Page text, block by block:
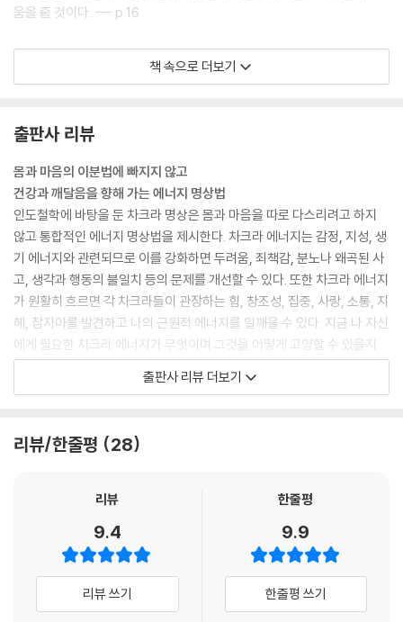
CHAPTER 6
아즈나(미간) 차크라
미간 차크라 자각하여 깨우기
촛불 응시하기
아즈나 에너지를 위한 요가 아사나
소마 차크라
CHAPTER 7
사하스라라(정수리) 차크라
사하스라라 차크라 이해하기
요소들 용해하기
연꽃 속의 보석
우주적인 잠
사하스라라 에너지와 함께하기
용어 풀이
움을 줄 것이다. --- p.16
두 개 또는 더 많은 길들이 교차하는 에너지 교차로에 차크라들이 형성된
다. 그러므로 일곱 개의 주요 교차점이 일곱 개의 주요 차크라가 위치한 곳
그러나 합쳐지는 길이 더 많을수록 교통체증, 즉 에너지 장애가 있을 가능
성이 높아진다. 차크라 명상법을 수행하면 교차로들의 장애물을 청소해서,
차량들이 에너지 고속도로를 따라서 끊김없이 원활하게 다닐 수 있다. ---
p.34
뿌리 차크라로도 알려져 있는 물라다라 차크라는 척주의 맨 아래에 위치해
있다. 산스크리트로 물라다라(Muladhara)는 ‘근본 토대’를 뜻한다. 이 차
크라는 에너지의 토대로서 자신의 두 발로 서서 삶의 길을 찾고 정착할 수
있게 도와줄 뿐만 아니라 자신을 육체적·영적으로 양육시켜 준다. --- p.4
3
모든 차크라가 연꽃으로 상징되지만, 스와디스타나 차크라는 특히 더 긴밀
한 관련이 있다. 원래 연꽃은 수생식물이므로 스와디스타나 차크라의 ‘수
에 더럽혀지지 않는다. 자생지는 물이지만 결코 젖지 않는다. 연꽃의 본성
인후 차크라와 관련이 있는 감각은 청각(‘공 요소’는 소리와 진동의 매개
물)이다. 인후 차크라의 장애물을 제거하면 다른 사람들에게 더 귀 기울이
게 되고 공감하는 힘이 발달할 뿐 아니라 자신의 마음에 관심을 두고 침묵
속에서 시간을 보낼 수도 있게 된다. 이 차크라와 함께하면, 침묵은 의미로
책 속으로 더보기
출판사 리뷰
몸과 마음의 이분법에 빠지지 않고
건강과 깨달음을 향해 가는 에너지 명상법
인도철학에 바탕을 둔 차크라 명상은 몸과 마음을 따로 다스리려고 하지
않고 통합적인 에너지 명상법을 제시한다. 차크라 에너지는 감정, 지성, 생
기 에너지와 관련되므로 이를 강화하면 두려움, 죄책감, 분노나 왜곡된 사
고, 생각과 행동의 불일치 등의 문제를 개선할 수 있다. 또한 차크라 에너지
가 원활히 흐르면 각 차크라들이 관장하는 힘, 창조성, 집중, 사랑, 소통, 지
혜, 참자아를 발견하고 나의 근원적 에너지를 일깨울 수 있다. 지금 나 자신
에게 필요한 차크라 에너지가 무엇이며 그것을 어떻게 고양할 수 있을지
알아보는 것은 지난 과거의 상처를 치유하고 긍정적인 인생을 시작하는 첫
내면의 평화, 부족함 없는 대인관계와 이루고자 하는 꿈을 이루는 데 성공
람들은 물론, 삶에서 벌어지는 다양한 문제들을 근본적인 차원에서 정비하
자기 자신에 대해 깊이 있게 알고 싶은 사람들에게 똑똑하고 신비로운 길
잡이가 되어 줄 것이다.
출판사 리뷰 더보기
리뷰/한줄평 28
리뷰
9.4
리뷰 쓰기
한줄평
9.9
한줄평 쓰기